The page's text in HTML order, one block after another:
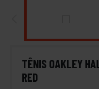
TÊNIS OAKLEY
RED